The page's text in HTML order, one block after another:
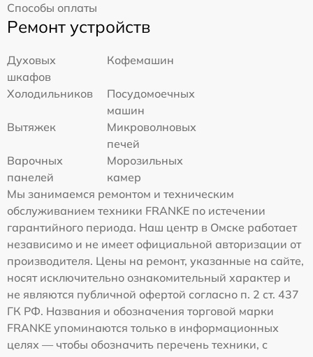
Способы оплаты
Ремонт устройств
Духовых
шкафов
Кофемашин
Холодильников
Посудомоечных
машин
Вытяжек
Микроволновых
печей
Варочных
панелей
Морозильных
камер
Мы занимаемся ремонтом и техническим
обслуживанием техники FRANKE по истечении
гарантийного периода. Наш центр в Омске работает
независимо и не имеет официальной авторизации от
производителя. Цены на ремонт, указанные на сайте,
носят исключительно ознакомительный характер и
не являются публичной офертой согласно п. 2 ст. 437
ГК РФ. Названия и обозначения торговой марки
FRANKE упоминаются только в информационных
целях — чтобы обозначить перечень техники, с